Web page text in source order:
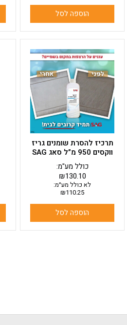
הוספה לסל
תרכיז להסרת שומנים גריז
ווקסים 950 מ”ל סאג SAG
₪130.10
כולל מע"מ:
לא כולל מע״מ:
₪110.25
הוספה לסל